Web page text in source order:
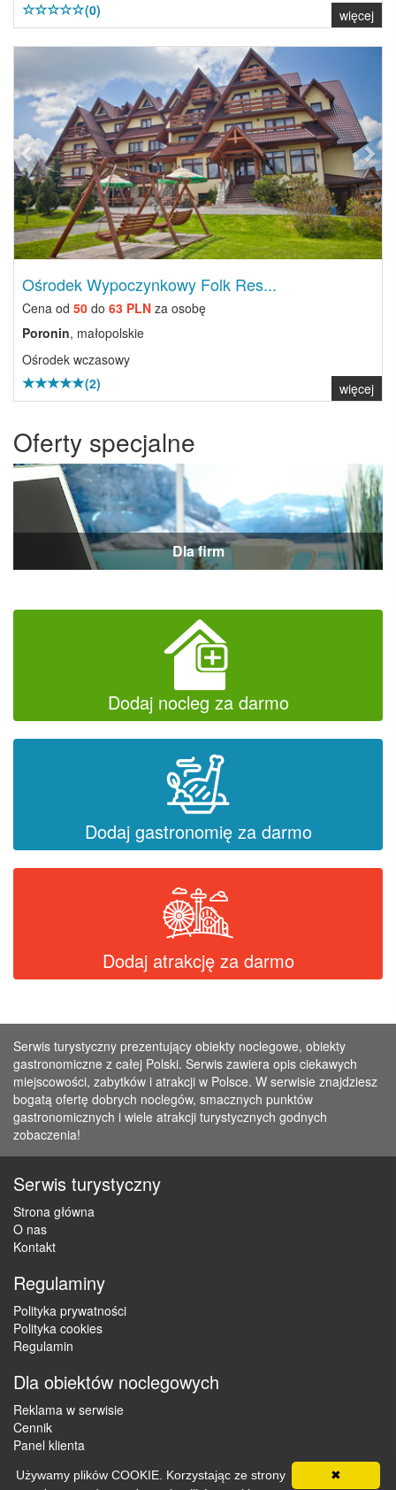
(0)
więcej
Ośrodek Wypoczynkowy Folk Res...
Cena od 50 do 63 PLN za osobę
Poronin, małopolskie
Ośrodek wczasowy
(2)
więcej
Oferty specjalne
Dla firm
Dodaj nocleg za darmo
Dodaj gastronomię za darmo
Dodaj atrakcję za darmo
Serwis turystyczny prezentujący obiekty noclegowe, obiekty
gastronomiczne z całej Polski. Serwis zawiera opis ciekawych
miejscowości, zabytków i atrakcji w Polsce. W serwisie znajdziesz
bogatą ofertę dobrych noclegów, smacznych punktów
gastronomicznych i wiele atrakcji turystycznych godnych
zobaczenia!
Serwis turystyczny
Strona główna
O nas
Kontakt
Regulaminy
Polityka prywatności
Polityka cookies
Regulamin
Dla obiektów noclegowych
Reklama w serwisie
Cennik
Panel klienta
✖
Używamy plików COOKIE. Korzystając ze strony